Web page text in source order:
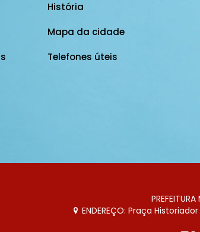
História
Mapa da cidade
Telefones úteis
ENDEREÇO: Praça